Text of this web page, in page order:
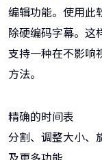
编辑功能。使用此
除硬编码字幕。这
支持一种在不影响
方法。
精确的时间表
分割、调整大小、